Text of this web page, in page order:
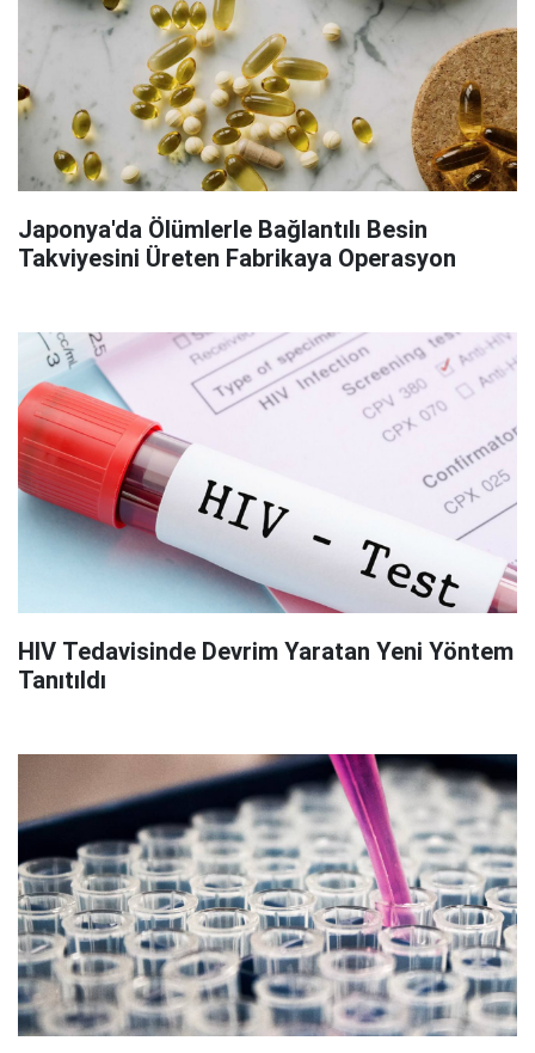
Japonya'da Ölümlerle Bağlantılı Besin
Takviyesini Üreten Fabrikaya Operasyon
HIV Tedavisinde Devrim Yaratan Yeni Yöntem
Tanıtıldı